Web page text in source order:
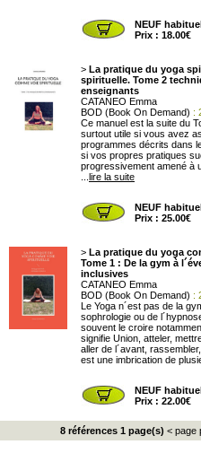
NEUF
Prix : 18.00€
> La pratique du yoga
spirituelle. Tome 2
enseignants
CATANEO Emma
BOD (Book On Demand) :
Ce manuel est la suite du
surtout utile si vous avez
programmes décrits dans
si vos propres pratiques
progressivement amené à
lire la suite
NEUF
Prix : 25.00€
> La pratique du yoga
Tome 1 : De la gym à
inclusives
CATANEO Emma
BOD (Book On Demand) :
Le Yoga n´est pas de la
sophrologie ou de
souvent le croire
signifie Union, atteler,
aller de l´avant,
est une imbrication de
NEUF
Prix : 22.00€
8 références 1 page(s) < page